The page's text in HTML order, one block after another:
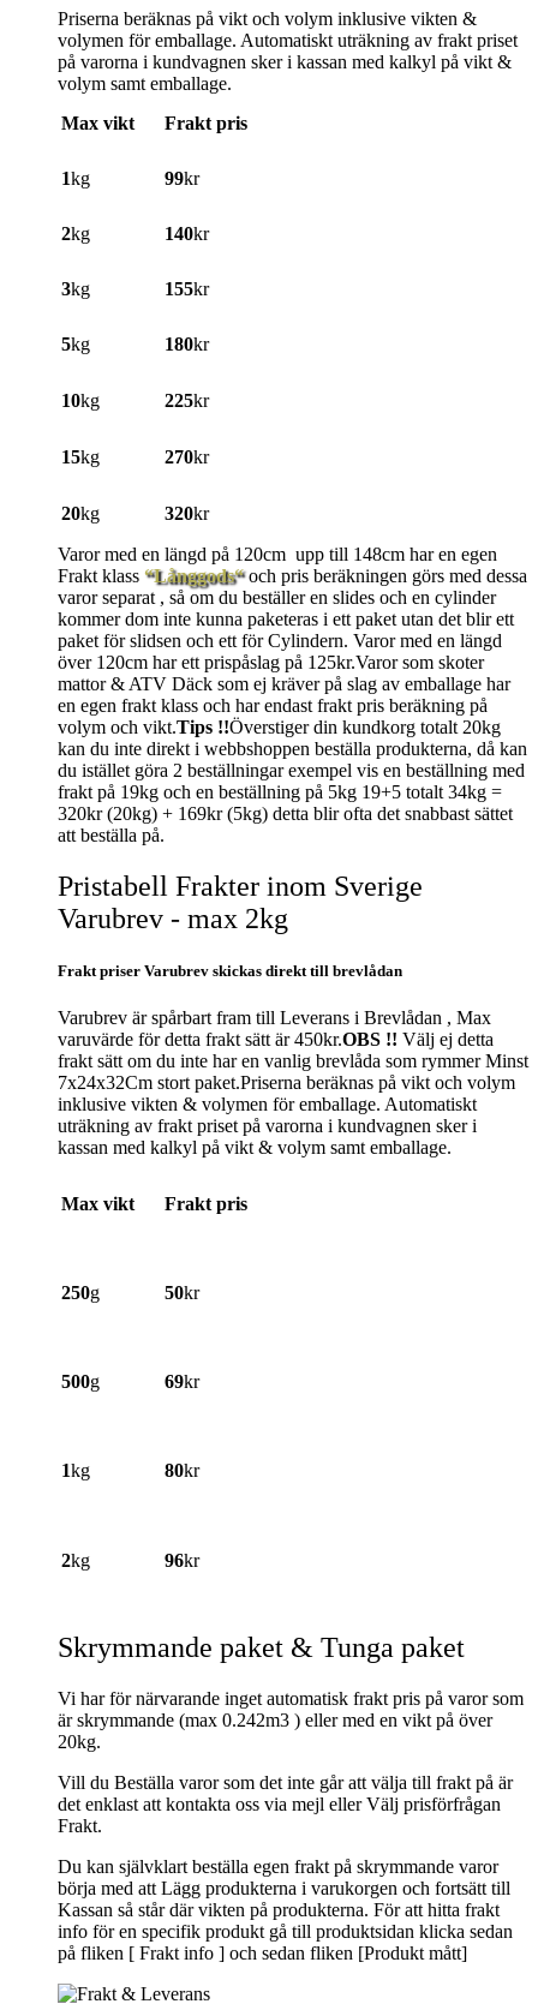
Priserna beräknas på vikt och volym inklusive vikten &
volymen för emballage. Automatiskt uträkning av frakt priset
på varorna i kundvagnen sker i kassan med kalkyl på vikt &
volym samt emballage.
Max vikt
Frakt pris
1kg 99kr
2kg 140kr
3kg 155kr
5kg 180kr
10kg 225kr
15kg 270kr
20kg 320kr
Varor med en längd på 120cm upp till 148cm har en egen
Frakt klass “Långgods“och pris beräkningen görs med dessa
varor separat , så om du beställer en slides och en cylinder
kommer dom inte kunna paketeras i ett paket utan det blir ett
paket för slidsen och ett för Cylindern. Varor med en längd
över 120cm har ett prispåslag på 125kr.Varor som skoter
mattor & ATV Däck som ej kräver på slag av emballage har
en egen frakt klass och har endast frakt pris beräkning på
volym och vikt.Tips !!Överstiger din kundkorg totalt 20kg
kan du inte direkt i webbshoppen beställa produkterna, då kan
du istället göra 2 beställningar exempel vis en beställning med
frakt på 19kg och en beställning på 5kg 19+5 totalt 34kg =
320kr (20kg) + 169kr (5kg) detta blir ofta det snabbast sättet
att beställa på.
Pristabell Frakter inom Sverige
Varubrev - max 2kg
Frakt priser Varubrev skickas direkt till brevlådan
Varubrev är spårbart fram till Leverans i Brevlådan , Max
varuvärde för detta frakt sätt är 450kr.OBS !! Välj ej detta
frakt sätt om du inte har en vanlig brevlåda som rymmer Minst
7x24x32Cm stort paket.Priserna beräknas på vikt och volym
inklusive vikten & volymen för emballage. Automatiskt
uträkning av frakt priset på varorna i kundvagnen sker i
kassan med kalkyl på vikt & volym samt emballage.
Max vikt Frakt pris
250g 50kr
500g 69kr
1kg 80kr
2kg 96kr
Skrymmande paket & Tunga paket
Vi har för närvarande inget automatisk frakt pris på varor som
är skrymmande (max 0.242m3 ) eller med en vikt på över
20kg.
Vill du Beställa varor som det inte går att välja till frakt på är
det enklast att kontakta oss via mejl eller Välj prisförfrågan
Frakt.
Du kan självklart beställa egen frakt på skrymmande varor
börja med att Lägg produkterna i varukorgen och fortsätt till
Kassan så står där vikten på produkterna. För att hitta frakt
info för en specifik produkt gå till produktsidan klicka sedan
på fliken [ Frakt info ] och sedan fliken [Produkt mått]